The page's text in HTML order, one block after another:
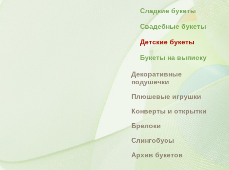
Сладкие букеты
Свадебные букеты
Детские букеты
Букеты на выписку
Декоративные
подушечки
Плюшевые игрушки
Конверты и открытки
Брелоки
Слингобусы
Архив букетов